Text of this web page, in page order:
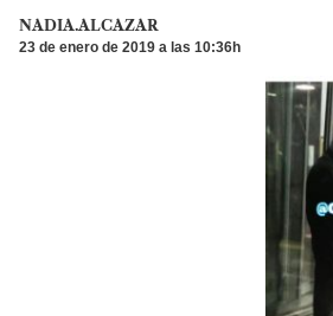
NADIA.ALCAZAR
23 de enero de 2019 a las 10:36h